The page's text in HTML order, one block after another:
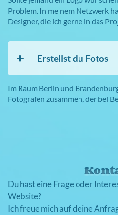
Problem. In meinem Netzwerk
Designer, die ich gerne in das
Erstellst du Fotos
Im Raum Berlin und
Fotografen zusammen, der bei
Du hast eine Frage oder
Website?
Ich freue mich auf deine